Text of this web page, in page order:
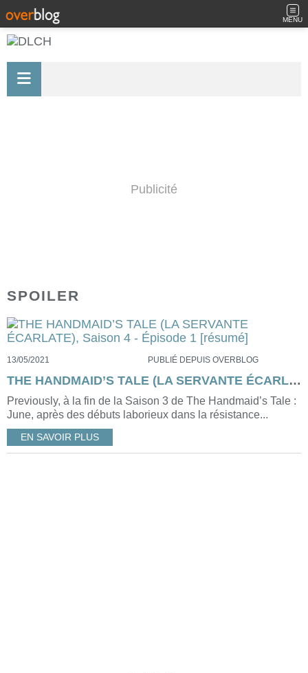
MENU
Publicité
SPOILER
13/05/2021 PUBLIÉ DEPUIS OVERBLOG
THE HANDMAID’S TALE (LA SERVANTE ÉCARLATE), Saison 4 - Épisode 1 [résumé]
Previously, à la fin de la Saison 3 de The Handmaid’s Tale :
June, après des débuts laborieux dans la résistance...
EN SAVOIR PLUS